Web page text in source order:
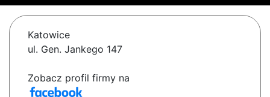
Katowice
ul. Gen. Jankego 147
Zobacz profil firmy na